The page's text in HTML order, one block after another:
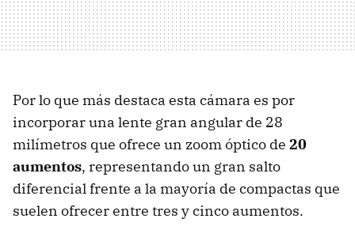
Por lo que más destaca esta cámara es por
incorporar una lente gran angular de 28
milímetros que ofrece un zoom óptico de 20
aumentos, representando un gran salto
diferencial frente a la mayoría de compactas que
suelen ofrecer entre tres y cinco aumentos.